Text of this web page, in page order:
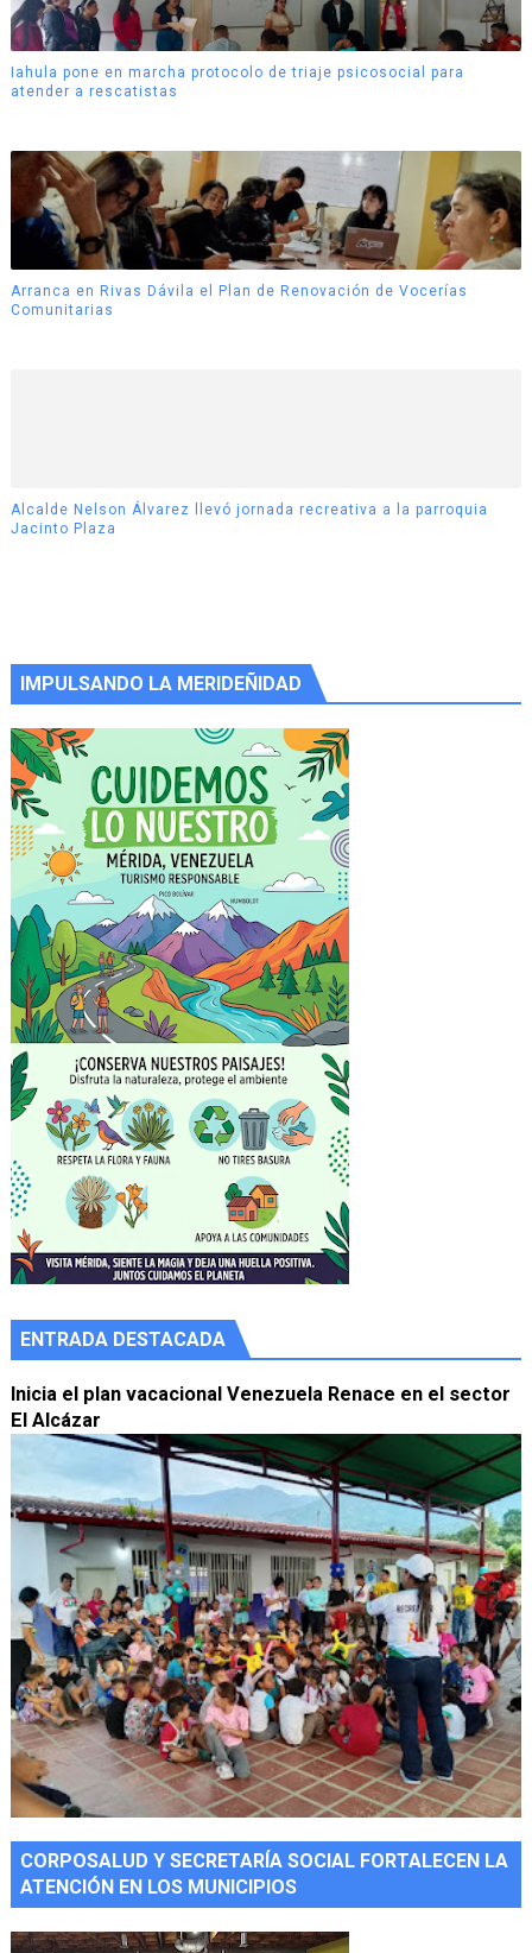
Iahula pone en marcha protocolo de triaje psicosocial para
atender a rescatistas
Arranca en Rivas Dávila el Plan de Renovación de Vocerías
Comunitarias
Alcalde Nelson Álvarez llevó jornada recreativa a la parroquia
Jacinto Plaza
IMPULSANDO LA MERIDEÑIDAD
ENTRADA DESTACADA
Inicia el plan vacacional Venezuela Renace en el sector
El Alcázar
CORPOSALUD Y SECRETARÍA SOCIAL FORTALECEN LA
ATENCIÓN EN LOS MUNICIPIOS